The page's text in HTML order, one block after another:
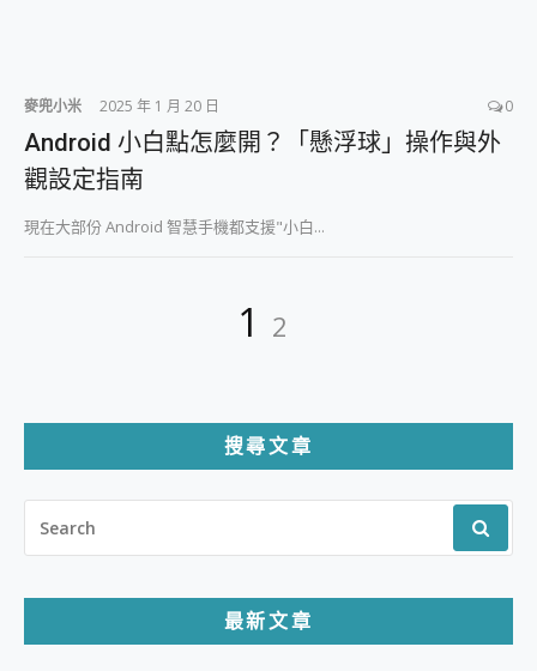
麥兜小米 2025 年 1 月 20 日 0
Android 小白點怎麼開？「懸浮球」操作與外
觀設定指南
現在大部份 Android 智慧手機都支援"小白...
頁
Page
1 Page
2
搜尋文章
FOR:
最新文章